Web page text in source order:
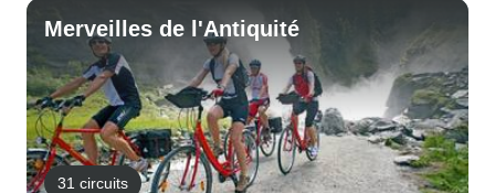
Merveilles de l'Antiquité
31 circuits